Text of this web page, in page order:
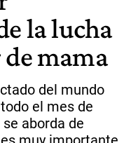
la lucha
mama
del mundo
el mes de
aborda de